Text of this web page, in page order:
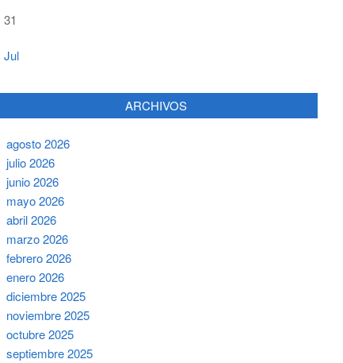
31
Jul
ARCHIVOS
agosto 2026
julio 2026
junio 2026
mayo 2026
abril 2026
marzo 2026
febrero 2026
enero 2026
diciembre 2025
noviembre 2025
octubre 2025
septiembre 2025